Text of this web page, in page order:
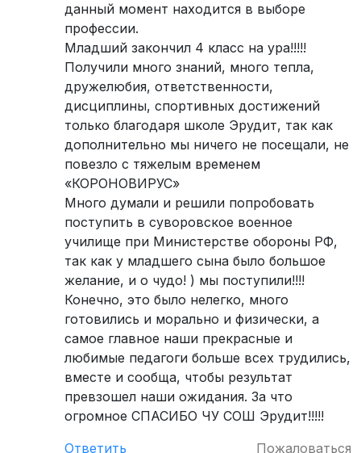
данный момент находится в выборе
профессии.
Младший закончил 4 класс на ура!!!!!
Получили много знаний, много тепла,
дружелюбия, ответственности,
дисциплины, спортивных достижений
только благодаря школе Эрудит, так как
дополнительно мы ничего не посещали, не
повезло с тяжелым временем
«КОРОНОВИРУС»
Много думали и решили попробовать
поступить в суворовское военное
училище при Министерстве обороны РФ,
так как у младшего сына было большое
желание, и о чудо! ) мы поступили!!!!
Конечно, это было нелегко, много
готовились и морально и физически, а
самое главное наши прекрасные и
любимые педагоги больше всех трудились,
вместе и сообща, чтобы результат
превзошел наши ожидания. За что
огромное СПАСИБО ЧУ СОШ Эрудит!!!!!
Ответить
Пожаловаться